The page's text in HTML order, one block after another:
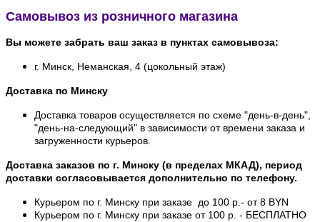
Самовывоз из розничного магазина
Вы можете забрать ваш заказ в пунктах самовывоза:
г. Минск, Неманская, 4 (цокольный этаж)
Доставка по Минску
Доставка товаров осуществляется по схеме "день-в-день",
"день-на-следующий" в зависимости от времени заказа и
загруженности курьеров.
Доставка заказов по г. Минску (в пределах МКАД), период
доставки согласовывается дополнительно по телефону.
Курьером по г. Минску при заказе до 100 р.- от 8 BYN
Курьером по г. Минску при заказе от 100 р. - БЕСПЛАТНО